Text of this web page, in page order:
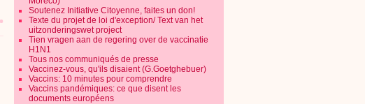
Soutenez Initiative Citoyenne, faites un don!
Texte du projet de loi d'exception/ Text van het
uitzonderingswet project
Tien vragen aan de regering over de vaccinatie
H1N1
Tous nos communiqués de presse
Vaccinez-vous, qu'ils disaient (G.Goetghebuer)
Vaccins: 10 minutes pour comprendre
Vaccins pandémiques: ce que disent les
documents européens